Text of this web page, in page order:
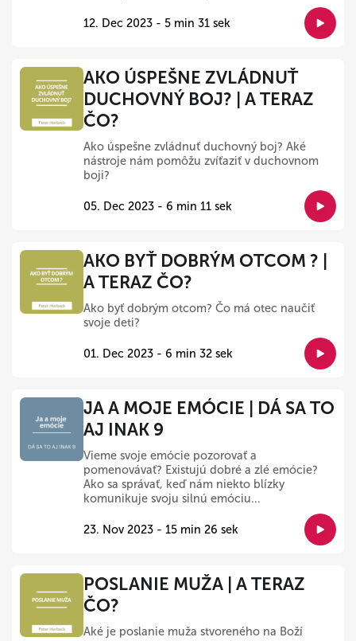
12. Dec 2023 - 5 min 31 sek
AKO ÚSPEŠNE ZVLÁDNUŤ
DUCHOVNÝ BOJ? | A TERAZ
ČO?
Ako úspešne zvládnuť duchovný boj? Aké
nástroje nám pomôžu zvíťaziť v duchovnom
boji?
05. Dec 2023 - 6 min 11 sek
AKO BYŤ DOBRÝM OTCOM ? |
A TERAZ ČO?
Ako byť dobrým otcom? Čo má otec naučiť
svoje deti?
01. Dec 2023 - 6 min 32 sek
JA A MOJE EMÓCIE | DÁ SA TO
AJ INAK 9
Vieme svoje emócie pozorovať a
pomenovávať? Existujú dobré a zlé emócie?
Ako sa správať, keď nám niekto blízky
komunikuje svoju silnú emóciu...
23. Nov 2023 - 15 min 26 sek
POSLANIE MUŽA | A TERAZ
ČO?
Aké je poslanie muža stvoreného na Boží